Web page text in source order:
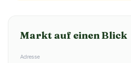
Markt auf einen Blick
Adresse